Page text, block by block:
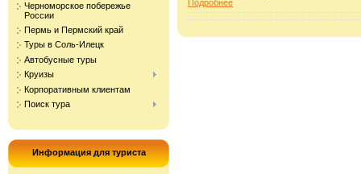
Черноморское побережье
России
Пермь и Пермский край
Туры в Соль-Илецк
Автобусные туры
Круизы
Корпоративным клиентам
Поиск тура
Информация для туриста
Подробнее